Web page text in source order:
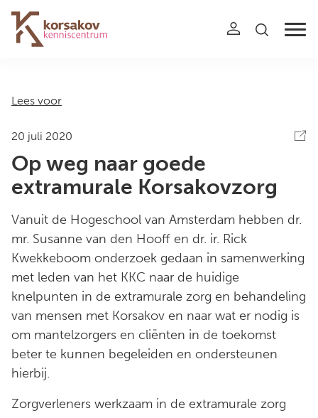
Navigation
Lees voor
20 juli 2020
Op weg naar goede
extramurale Korsakovzorg
Vanuit de Hogeschool van Amsterdam hebben dr.
mr. Susanne van den Hooff en dr. ir. Rick
Kwekkeboom onderzoek gedaan in samenwerking
met leden van het KKC naar de huidige
knelpunten in de extramurale zorg en behandeling
van mensen met Korsakov en naar wat er nodig is
om mantelzorgers en cliënten in de toekomst
beter te kunnen begeleiden en ondersteunen
hierbij.
Zorgverleners werkzaam in de extramurale zorg